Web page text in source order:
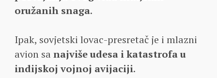
oružanih snaga.
Ipak, sovjetski lovac-presretač je i mlazni
avion sa najviše udesa i katastrofa u
indijskoj vojnoj avijaciji.